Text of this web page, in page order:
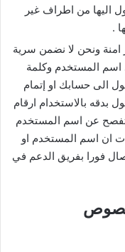
اليها من اطراف غير
.
امنة ونحن لا نضمن سرية
المستخدم وكلمة
الى حسابك او إتمام
بدقه بالاستخدام ارقام
عن اسم المستخدم
ان اسم المستخدم او
فورا بفريق الدعم في